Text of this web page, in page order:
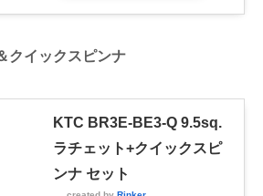
クイックスピンナ
KTC BR3E-BE3-Q 9.5sq.
ラチェット+クイックスピ
ンナ セット